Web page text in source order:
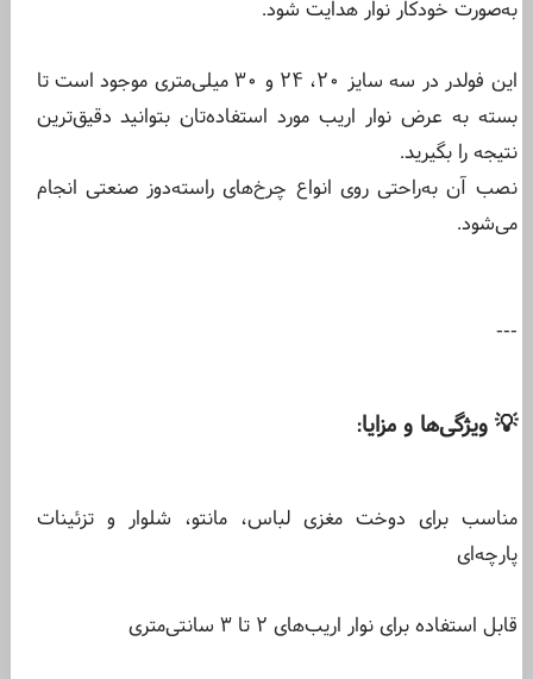
به‌صورت خودکار نوار هدایت شود.
این فولدر در سه سایز ۲۰، ۲۴ و ۳۰ میلی‌متری موجود است تا
بسته به عرض نوار اریب مورد استفاده‌تان بتوانید دقیق‌ترین
نتیجه را بگیرید.
نصب آن به‌راحتی روی انواع چرخ‌های راسته‌دوز صنعتی انجام
می‌شود.
---
💡 ویژگی‌ها و مزایا:
مناسب برای دوخت مغزی لباس، مانتو، شلوار و تزئینات
پارچه‌ای
قابل استفاده برای نوار اریب‌های ۲ تا ۳ سانتی‌متری